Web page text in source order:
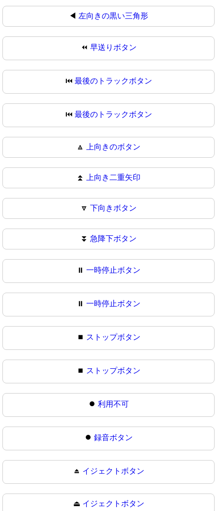
◀ 左向きの黒い三角形
⏪ 早送りボタン
⏮️ 最後のトラックボタン
⏮ 最後のトラックボタン
🔼 上向きのボタン
⏫ 上向き二重矢印
🔽 下向きボタン
⏬ 急降下ボタン
⏸️ 一時停止ボタン
⏸ 一時停止ボタン
⏹️ ストップボタン
⏹ ストップボタン
⏺️ 利用不可
⏺ 録音ボタン
⏏️ イジェクトボタン
⏏ イジェクトボタン